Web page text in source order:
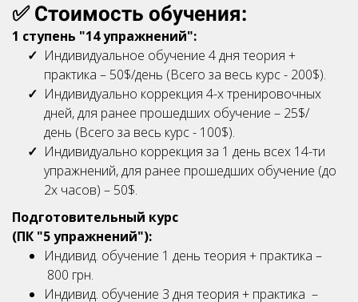
✅ Стоимость обучения:
1 ступень "14 упражнений":
Индивидуальное обучение 4 дня теория +
практика – 50$/день (Всего за весь курс - 200$).
Индивидуально коррекция 4-х тренировочных
дней, для ранее прошедших обучение – 25$/
день (Всего за весь курс - 100$).
Индивидуально коррекция за 1 день всех 14-ти
упражнений, для ранее прошедших обучение (до
2х часов) – 50$.
Подготовительный курс
(ПК "5 упражнений"):
Индивид. обучение 1 день теория + практика –
800 грн.
Индивид. обучение 3 дня теория + практика –